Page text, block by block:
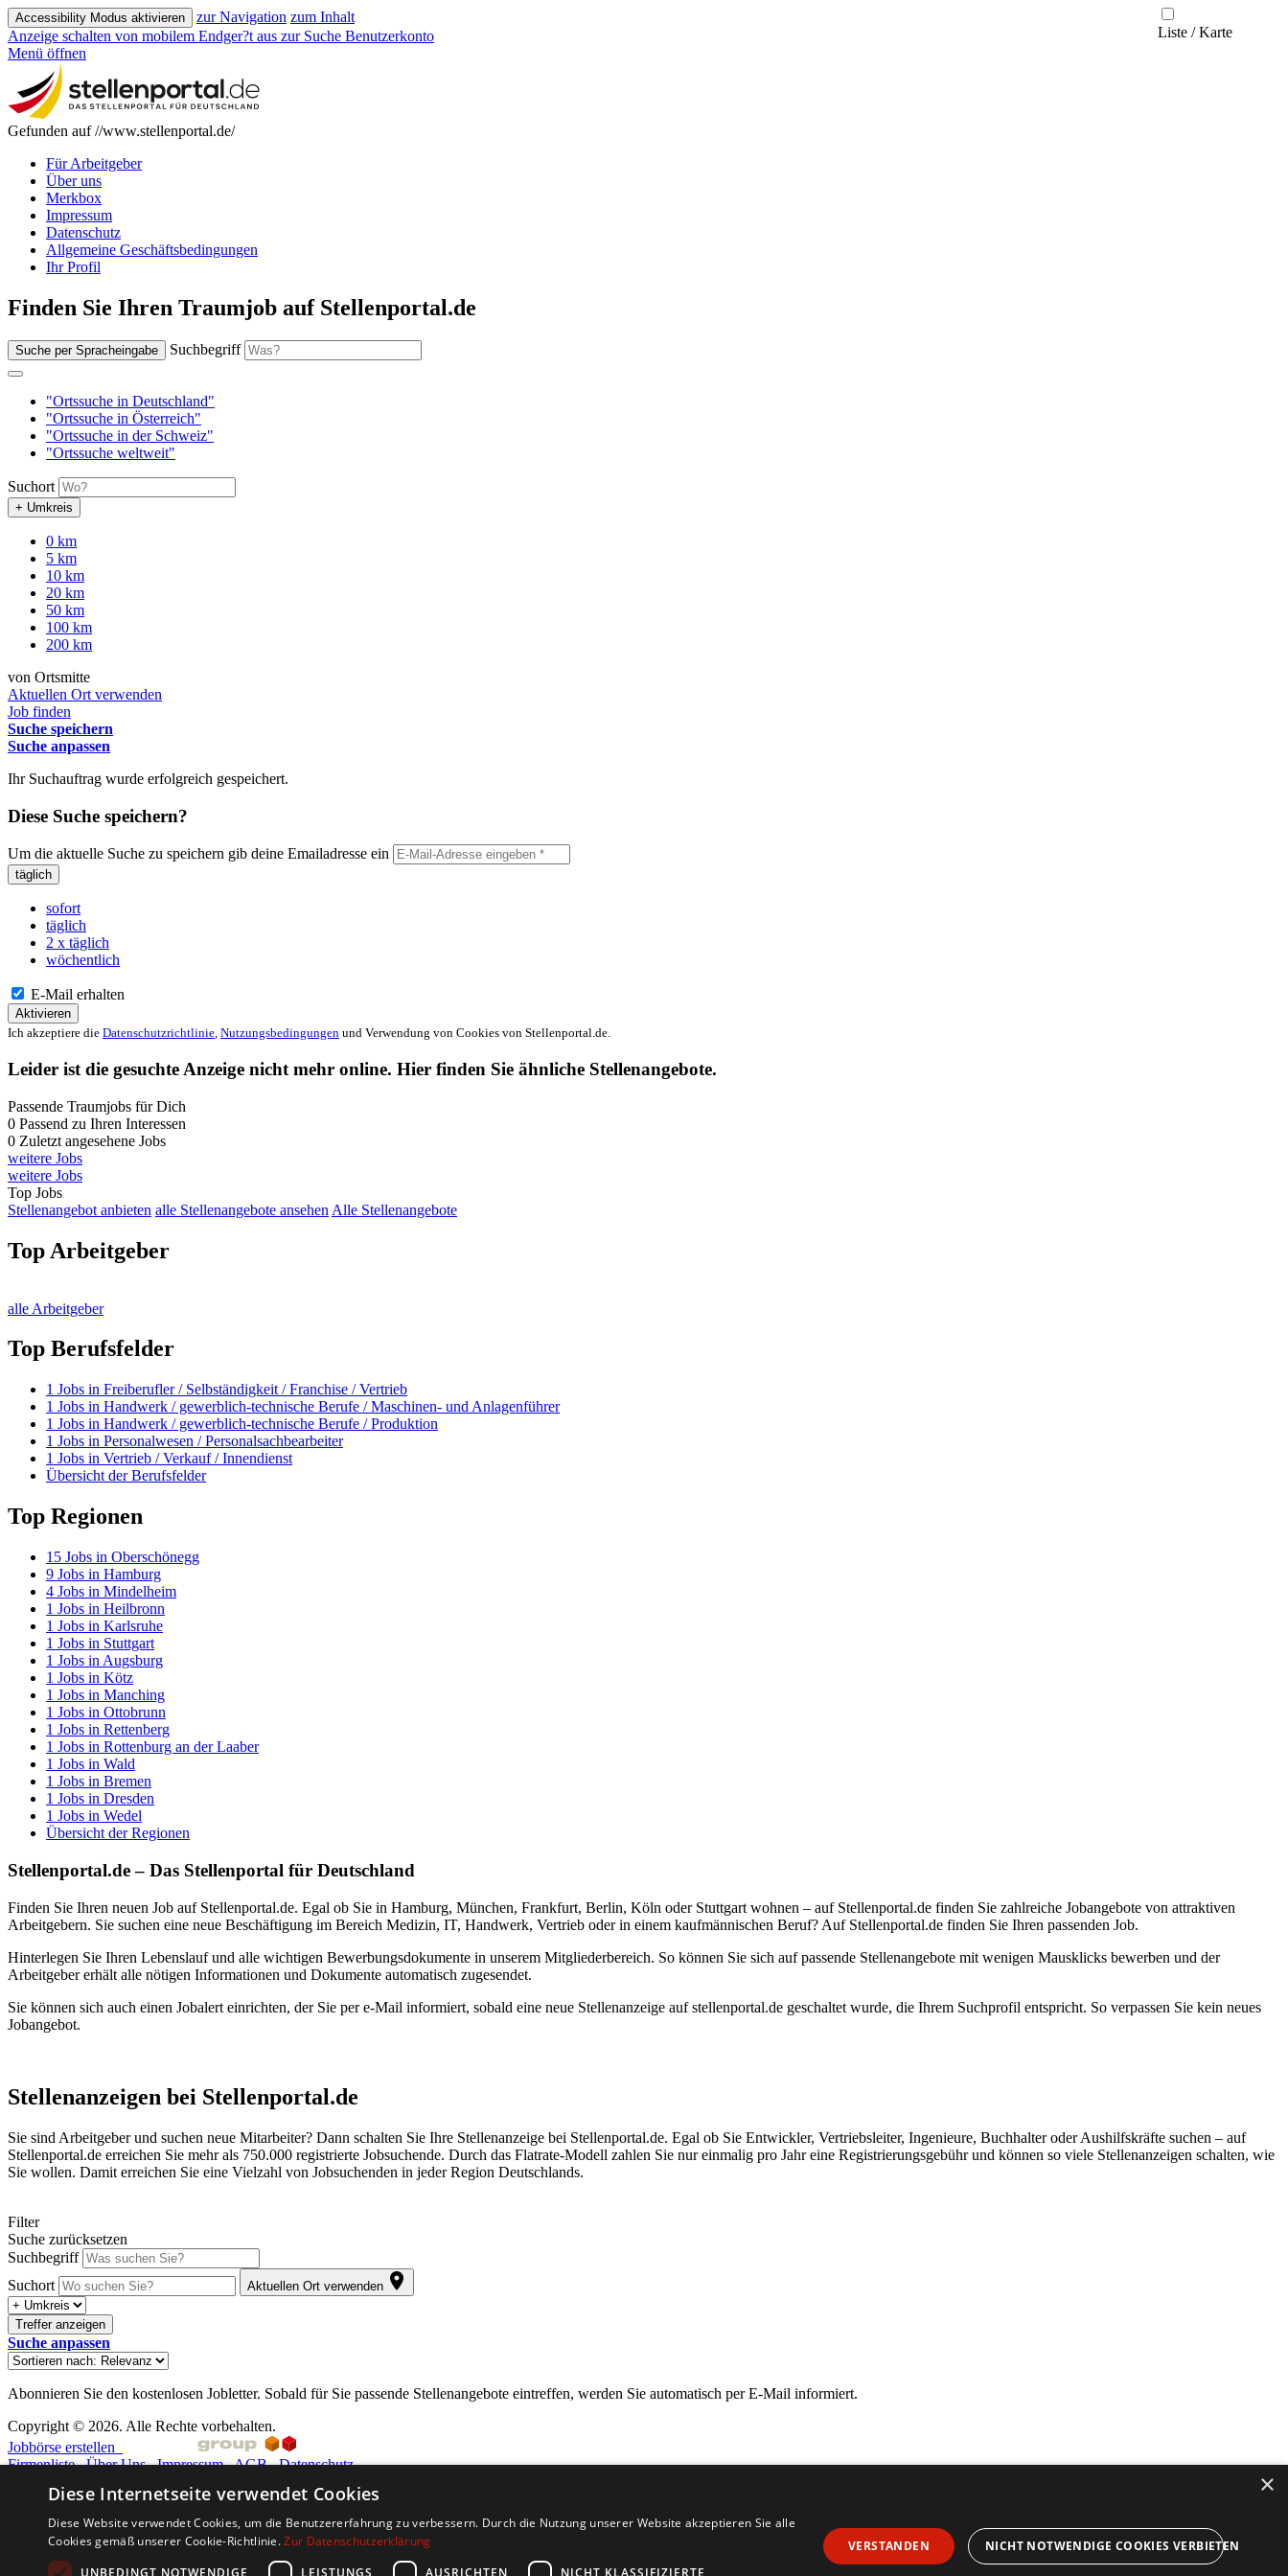
Accessibility Modus aktivieren zur Navigation zum Inhalt
Anzeige schalten von mobilem Endger?t aus zur Suche Benutzerkonto
Menü öffnen
Gefunden auf //www.stellenportal.de/
Für Arbeitgeber
Über uns
Merkbox
Impressum
Datenschutz
Allgemeine Geschäftsbedingungen
Ihr Profil
Finden Sie Ihren Traumjob auf Stellenportal.de
Suche per Spracheingabe Suchbegriff
"Ortssuche in Deutschland"
"Ortssuche in Österreich"
"Ortssuche in der Schweiz"
"Ortssuche weltweit"
Suchort
+ Umkreis
0 km
5 km
10 km
20 km
50 km
100 km
200 km
von Ortsmitte
Aktuellen Ort verwenden
Job finden
Liste / Karte
Suche speichern
Suche anpassen
Ihr Suchauftrag wurde erfolgreich gespeichert.
Diese Suche speichern?
Um die aktuelle Suche zu speichern gib deine Emailadresse ein
täglich
sofort
täglich
2 x täglich
wöchentlich
E-Mail erhalten
Aktivieren
Ich akzeptiere die Datenschutzrichtlinie, Nutzungsbedingungen und Verwendung von Cookies von Stellenportal.de.
Leider ist die gesuchte Anzeige nicht mehr online. Hier finden Sie ähnliche Stellenangebote.
Passende Traumjobs für Dich
0 Passend zu Ihren Interessen
0 Zuletzt angesehene Jobs
weitere Jobs
weitere Jobs
Top Jobs
Stellenangebot anbieten alle Stellenangebote ansehen Alle Stellenangebote
Top Arbeitgeber
alle Arbeitgeber
Top Berufsfelder
1 Jobs in Freiberufler / Selbständigkeit / Franchise / Vertrieb
1 Jobs in Handwerk / gewerblich-technische Berufe / Maschinen- und Anlagenführer
1 Jobs in Handwerk / gewerblich-technische Berufe / Produktion
1 Jobs in Personalwesen / Personalsachbearbeiter
1 Jobs in Vertrieb / Verkauf / Innendienst
Übersicht der Berufsfelder
Top Regionen
15 Jobs in Oberschönegg
9 Jobs in Hamburg
4 Jobs in Mindelheim
1 Jobs in Heilbronn
1 Jobs in Karlsruhe
1 Jobs in Stuttgart
1 Jobs in Augsburg
1 Jobs in Kötz
1 Jobs in Manching
1 Jobs in Ottobrunn
1 Jobs in Rettenberg
1 Jobs in Rottenburg an der Laaber
1 Jobs in Wald
1 Jobs in Bremen
1 Jobs in Dresden
1 Jobs in Wedel
Übersicht der Regionen
Stellenportal.de – Das Stellenportal für Deutschland
Finden Sie Ihren neuen Job auf Stellenportal.de. Egal ob Sie in Hamburg, München, Frankfurt, Berlin, Köln oder Stuttgart wohnen – auf Stellenportal.de finden Sie zahlreiche Jobangebote von attraktiven
Arbeitgebern. Sie suchen eine neue Beschäftigung im Bereich Medizin, IT, Handwerk, Vertrieb oder in einem kaufmännischen Beruf? Auf Stellenportal.de finden Sie Ihren passenden Job.
Hinterlegen Sie Ihren Lebenslauf und alle wichtigen Bewerbungsdokumente in unserem Mitgliederbereich. So können Sie sich auf passende Stellenangebote mit wenigen Mausklicks bewerben und der
Arbeitgeber erhält alle nötigen Informationen und Dokumente automatisch zugesendet.
Sie können sich auch einen Jobalert einrichten, der Sie per e-Mail informiert, sobald eine neue Stellenanzeige auf stellenportal.de geschaltet wurde, die Ihrem Suchprofil entspricht. So verpassen Sie kein neues
Jobangebot.
Stellenanzeigen bei Stellenportal.de
Sie sind Arbeitgeber und suchen neue Mitarbeiter? Dann schalten Sie Ihre Stellenanzeige bei Stellenportal.de. Egal ob Sie Entwickler, Vertriebsleiter, Ingenieure, Buchhalter oder Aushilfskräfte suchen – auf
Stellenportal.de erreichen Sie mehr als 750.000 registrierte Jobsuchende. Durch das Flatrate-Modell zahlen Sie nur einmalig pro Jahr eine Registrierungsgebühr und können so viele Stellenanzeigen schalten, wie
Sie wollen. Damit erreichen Sie eine Vielzahl von Jobsuchenden in jeder Region Deutschlands.
Filter
Suche zurücksetzen
Suchbegriff
Suchort
Aktuellen Ort verwenden
Treffer anzeigen
Suche anpassen
Abonnieren Sie den kostenlosen Jobletter. Sobald für Sie passende Stellenangebote eintreffen, werden Sie automatisch per E-Mail informiert.
Copyright © 2026. Alle Rechte vorbehalten.
Jobbörse erstellen
Firmenliste
Über Uns Impressum AGB
Datenschutz
Barriere melden
Kontrastmodus aktivieren
Barrierefreiheit
zur Navigation
×
Diese Internetseite verwendet Cookies
Diese Website verwendet Cookies, um die Benutzererfahrung zu verbessern. Durch die Nutzung unserer Website akzeptieren Sie alle
Cookies gemäß unserer Cookie-Richtlinie.Zur Datenschutzerklärung
UNBEDINGT NOTWENDIGE
LEISTUNGS AUSRICHTEN NICHT KLASSIFIZIERTE
VERSTANDEN NICHT NOTWENDIGE COOKIES VERBIETEN